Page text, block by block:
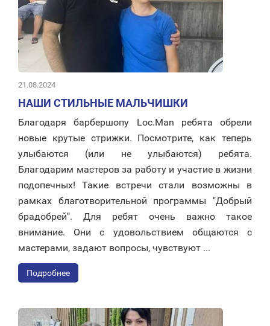
21.08.2024
НАШИ СТИЛЬНЫЕ МАЛЬЧИШКИ
Благодаря барбершопу Loc.Man ребята обрели
новые крутые стрижки. Посмотрите, как теперь
улыбаются (или не улыбаются) ребята.
Благодарим мастеров за работу и участие в жизни
подопечных! Такие встречи стали возможны в
рамках благотворительной программы "Добрый
брадобрей". Для ребят очень важно такое
внимание. Они с удовольствием общаются с
мастерами, задают вопросы, чувствуют ...
Подробнее